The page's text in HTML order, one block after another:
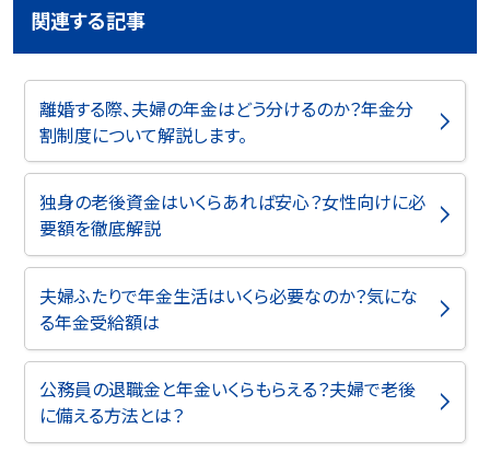
関連する記事
離婚する際、夫婦の年金はどう分けるのか？年金分
割制度について解説します。
独身の老後資金はいくらあれば安心？女性向けに必
要額を徹底解説
夫婦ふたりで年金生活はいくら必要なのか？気にな
る年金受給額は
公務員の退職金と年金いくらもらえる？夫婦で老後
に備える方法とは？